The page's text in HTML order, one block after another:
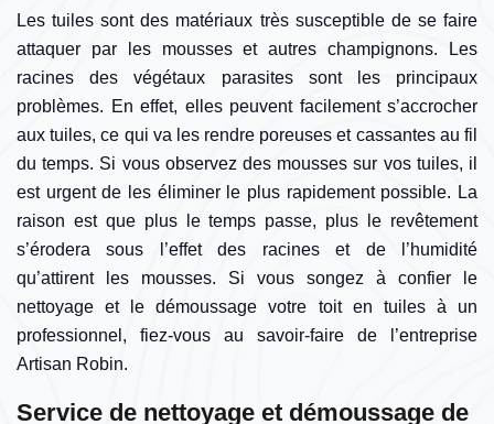
Les tuiles sont des matériaux très susceptible de se faire
attaquer par les mousses et autres champignons. Les
racines des végétaux parasites sont les principaux
problèmes. En effet, elles peuvent facilement s’accrocher
aux tuiles, ce qui va les rendre poreuses et cassantes au fil
du temps. Si vous observez des mousses sur vos tuiles, il
est urgent de les éliminer le plus rapidement possible. La
raison est que plus le temps passe, plus le revêtement
s’érodera sous l’effet des racines et de l’humidité
qu’attirent les mousses. Si vous songez à confier le
nettoyage et le démoussage votre toit en tuiles à un
professionnel, fiez-vous au savoir-faire de l’entreprise
Artisan Robin.
Service de nettoyage et démoussage de